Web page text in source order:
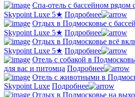
Спа-отель с бассейном
Skypoint Luxe 5★ Подробнее
Отдых в Подмосковье с
Skypoint Luxe 5★ Подробнее
Отдых в Подмосковье всё
Skypoint Luxe 5★ Подробнее
Отель с собакой в
для вас и питомца Подробнее
Отель с животными в
Skypoint Luxe Подробнее
Отдых в Подмосковье на